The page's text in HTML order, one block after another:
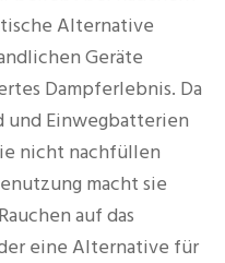
Alternative
Geräte
Dampferlebnis. Da
und Einwegbatterien
nicht nachfüllen
macht sie
auf das
eine Alternative für